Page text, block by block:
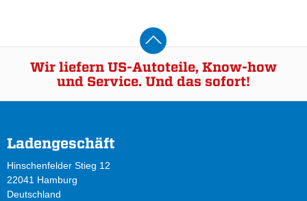
Wir liefern US-Autoteile, Know-how
und Service. Und das sofort!
Ladengeschäft
Hinschenfelder Stieg 12
22041 Hamburg
Deutschland